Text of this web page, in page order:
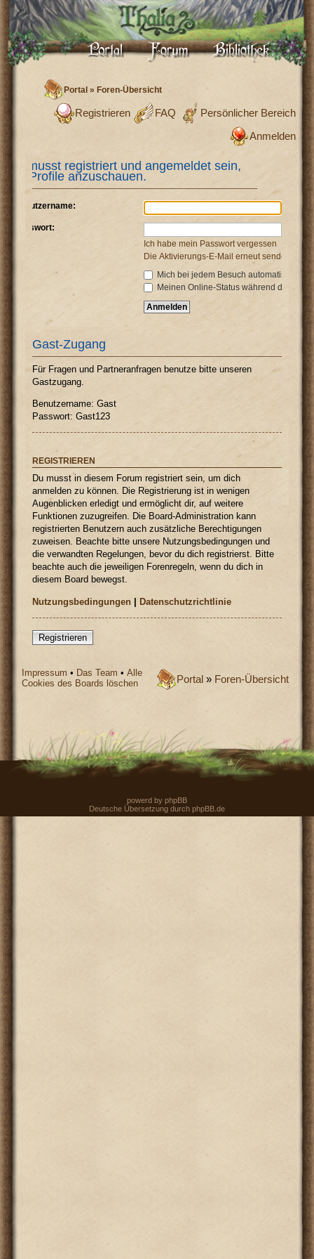
Portal »Foren-Übersicht
Persönlicher Bereich
FAQ
Registrieren
Anmelden
Du musst registriert und angemeldet sein,
um Profile anzuschauen.
Benutzername:
Passwort:
Ich habe mein Passwort vergessen
Die Aktivierungs-E-Mail erneut senden
Mich bei jedem Besuch automatisch
Meinen Online-Status während dieser
Gast-Zugang
Für Fragen und Partneranfragen benutze bitte unseren
Gastzugang.
Benutzername: Gast
Passwort: Gast123
REGISTRIEREN
Du musst in diesem Forum registriert sein, um dich
anmelden zu können. Die Registrierung ist in wenigen
Augenblicken erledigt und ermöglicht dir, auf weitere
Funktionen zuzugreifen. Die Board-Administration kann
registrierten Benutzern auch zusätzliche Berechtigungen
zuweisen. Beachte bitte unsere Nutzungsbedingungen und
die verwandten Regelungen, bevor du dich registrierst. Bitte
beachte auch die jeweiligen Forenregeln, wenn du dich in
diesem Board bewegst.
Nutzungsbedingungen |Datenschutzrichtlinie
Registrieren
Portal » Foren-Übersicht
Impressum • Das Team •Alle
Cookies des Boards löschen
powerd by phpBB
Deutsche Übersetzung durch phpBB.de